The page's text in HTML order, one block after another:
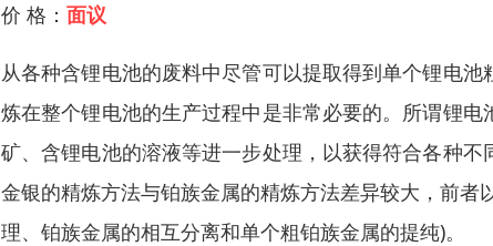
价 格： 面议
从各种含锂电池的废料中尽管可以提取得到单个锂电
炼在整个锂电池的生产过程中是非常必要的。所谓锂
矿、含锂电池的溶液等进一步处理，以获得符合各种
金银的精炼方法与铂族金属的精炼方法差异较大，前
理、铂族金属的相互分离和单个粗铂族金属的提纯)。